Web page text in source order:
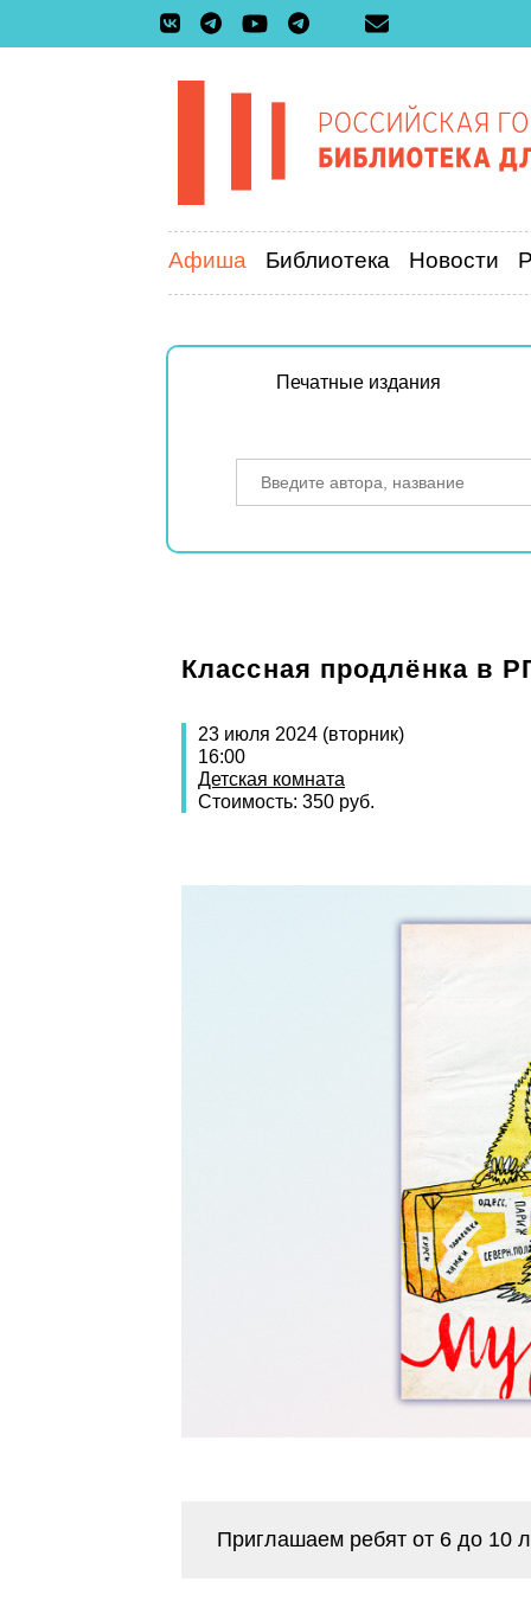
Афиша Библиотека Новости
Печатные издания
Классная продлёнка в
23 июля 2024 (вторник)
16:00
Детская комната
Стоимость: 350 руб.
Приглашаем ребят от 6 до 10